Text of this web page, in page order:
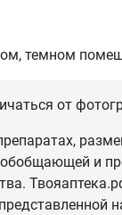
темном
от
и